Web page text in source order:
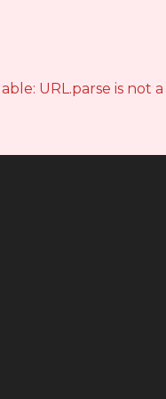
URL.parse is not